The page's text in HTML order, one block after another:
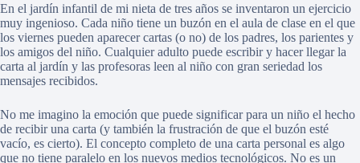
En el jardín infantil de mi nieta de tres años se inventaron un ejercicio
muy ingenioso. Cada niño tiene un buzón en el aula de clase en el que
los viernes pueden aparecer cartas (o no) de los padres, los parientes y
los amigos del niño. Cualquier adulto puede escribir y hacer llegar la
carta al jardín y las profesoras leen al niño con gran seriedad los
mensajes recibidos.
No me imagino la emoción que puede significar para un niño el hecho
de recibir una carta (y también la frustración de que el buzón esté
vacío, es cierto). El concepto completo de una carta personal es algo
que no tiene paralelo en los nuevos medios tecnológicos. No es un